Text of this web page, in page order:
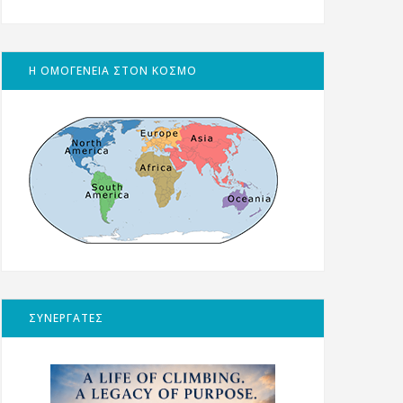
Η ΟΜΟΓΕΝΕΙΑ ΣΤΟΝ ΚΟΣΜΟ
ΣΥΝΕΡΓΑΤΕΣ